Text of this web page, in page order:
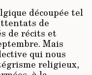
découpée tel
de
de récits et
Mais
qui nous
religieux,